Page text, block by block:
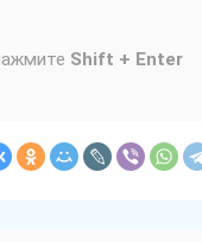
Shift + Enter